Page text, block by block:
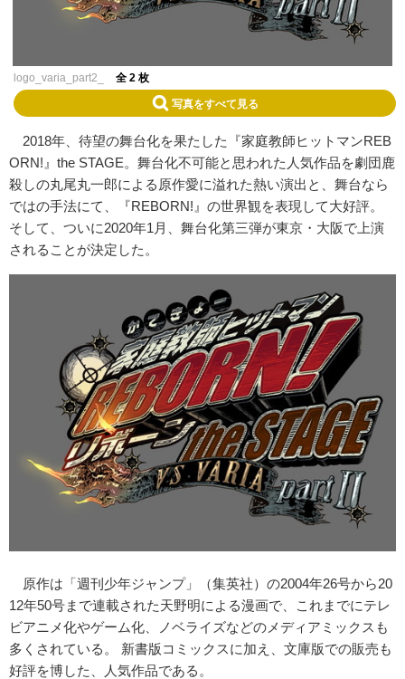
logo_varia_part2_ 全 2 枚
写真をすべて見る
2018年、待望の舞台化を果たした『家庭教師ヒットマンREB
ORN!』the STAGE。舞台化不可能と思われた人気作品を劇団鹿
殺しの丸尾丸一郎による原作愛に溢れた熱い演出と、舞台なら
ではの手法にて、『REBORN!』の世界観を表現して大好評。
そして、ついに2020年1月、舞台化第三弾が東京・大阪で上演
されることが決定した。
原作は「週刊少年ジャンプ」（集英社）の2004年26号から20
12年50号まで連載された天野明による漫画で、これまでにテレ
ビアニメ化やゲーム化、ノベライズなどのメディアミックスも
多くされている。 新書版コミックスに加え、文庫版での販売も
好評を博した、人気作品である。